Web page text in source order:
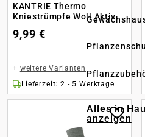
Alles in
anzeigen
KANTRIE Thermo
Kniestrümpfe Woll Aktiv
9,99 €
+ weitere Varianten
Lieferzeit: 2 - 5 Werktage